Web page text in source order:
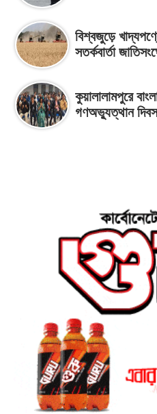
বিশ্বজুড়ে
সতর্কবার্তা
কুয়ালালামপুরে
গণঅভ্যুত্থান